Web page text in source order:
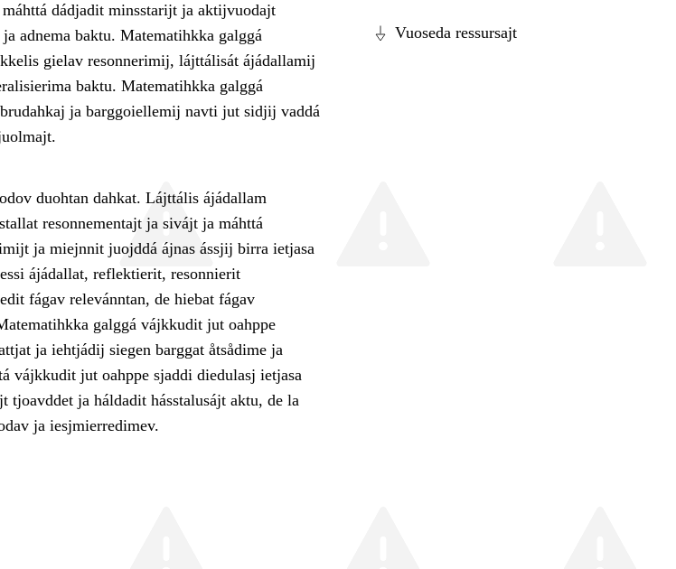
Vuoseda ressursajt
dádjadit minsstarijt ja aktijvuodajt
adnema baktu. Matematihkka galggá
gielav resonnerimij, lájttálisát ájádallamij
baktu. Matematihkka galggá
ja barggoiellemij navti jut sidjij vaddá
duohtan dahkat. Lájttális ájádallam
resonnementajt ja sivájt ja máhttá
ja miejnnit juojddá ájnas ássjij birra ietjasa
ájádallat, reflektierit, resonnierit
fágav relevánntan, de hiebat fágav
galggá vájkkudit jut oahppe
ja iehtjádij siegen barggat åtsådime ja
vájkkudit jut oahppe sjaddi diedulasj ietjasa
tjoavddet ja háldadit hásstalusájt aktu, de la
ja iesjmierredimev.